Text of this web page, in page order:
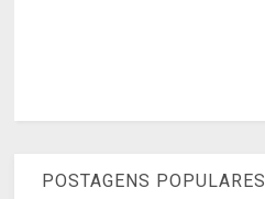
POSTAGENS POPULARES